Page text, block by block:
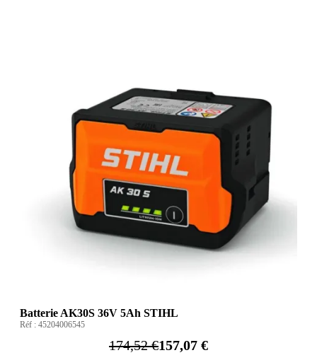
Batterie AK30S 36V 5Ah STIHL
Réf : 45204006545
174,52 €157,07 €